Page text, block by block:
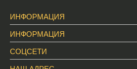
ИНФОРМАЦИЯ
ИНФОРМАЦИЯ
СОЦСЕТИ